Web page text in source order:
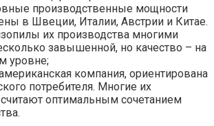
производственные мощности
в Швеции, Италии, Австрии и Китае.
их производства многими
завышенной, но качество – на
уровне;
компания, ориентирована
потребителя. Многие их
оптимальным сочетанием